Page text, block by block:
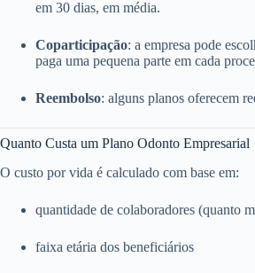
em 30 dias, em média.
Coparticipação: a empresa pode
paga uma pequena parte em cada
Reembolso: alguns planos oferecem
Quanto Custa um Plano Odonto Empresarial
O custo por vida é calculado com base em:
quantidade de colaboradores (quanto
faixa etária dos beneficiários